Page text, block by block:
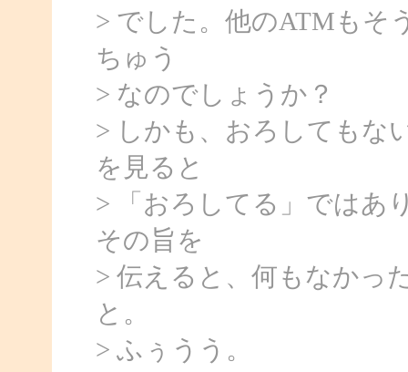
> でした。他のATMもそ
ちゅう
> なのでしょうか？
> しかも、おろしてもな
を見ると
> 「おろしてる」ではあ
その旨を
> 伝えると、何もなかっ
と。
> ふぅうう。